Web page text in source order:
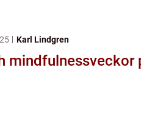
Karl Lindgren
mindfulnessveckor